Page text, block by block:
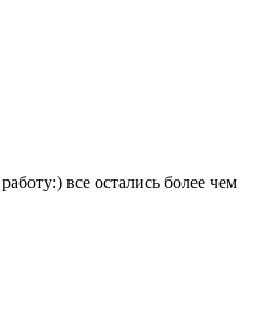
все остались более чем